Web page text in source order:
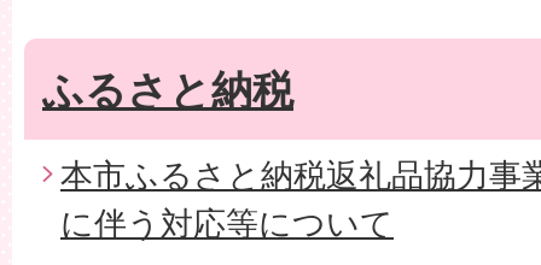
ふるさと納税
本市ふるさと納税返礼品協力事
に伴う対応等について